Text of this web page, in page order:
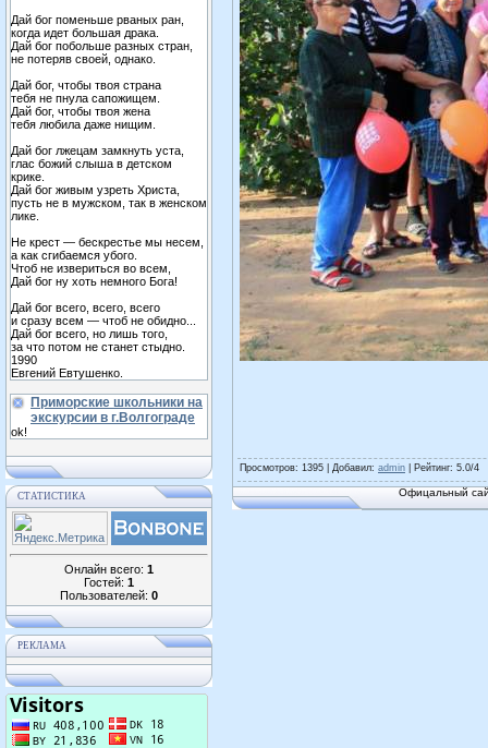
Дай бог поменьше рваных ран,
когда идет большая драка.
Дай бог побольше разных стран,
не потеряв своей, однако.
Дай бог, чтобы твоя страна
тебя не пнула сапожищем.
Дай бог, чтобы твоя жена
тебя любила даже нищим.
Дай бог лжецам замкнуть уста,
глас божий слыша в детском
крике.
Дай бог живым узреть Христа,
пусть не в мужском, так в женском
лике.
Не крест — бескрестье мы несем,
а как сгибаемся убого.
Чтоб не извериться во всем,
Дай бог ну хоть немного Бога!
Дай бог всего, всего, всего
и сразу всем — чтоб не обидно...
Дай бог всего, но лишь того,
за что потом не станет стыдно.
1990
Евгений Евтушенко.
Приморские школьники на
экскурсии в г.Волгограде
ok!
СТАТИСТИКА
Онлайн всего: 1
Гостей: 1
Пользователей: 0
РЕКЛАМА
Просмотров: 1395 | Добавил: admin Рейтинг: 5.0/4
Офицальный